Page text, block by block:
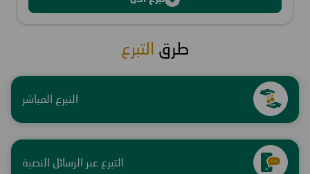
طرق التبرع
التبرع المباشر
التبرع عبر الرسائل النصية